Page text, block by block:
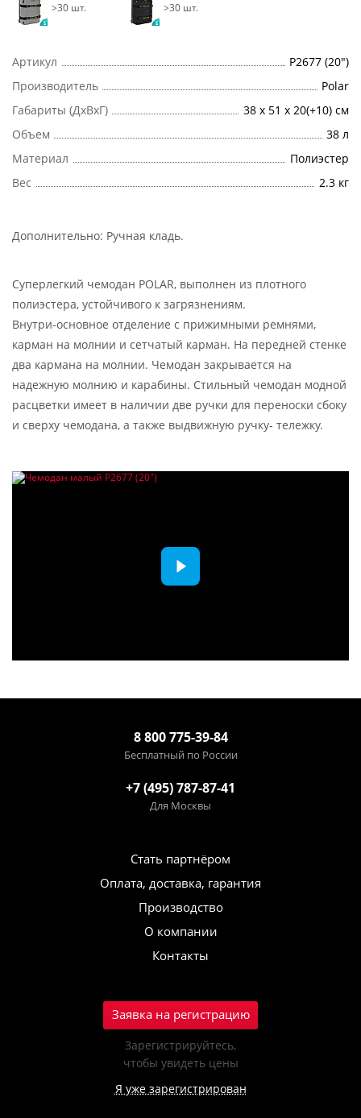
>30 шт. >30 шт.
Артикул
Р2677 (20")
Производитель
Polar
Габариты (ДхВхГ)
38 х 51 х 20(+10) см
Объем
38 л
Материал
Полиэстер
Вес
2.3 кг
Дополнительно: Ручная кладь.
Суперлегкий чемодан POLAR, выполнен из плотного
полиэстера, устойчивого к загрязнениям.
Внутри-основное отделение с прижимными ремнями,
карман на молнии и сетчатый карман. На передней стенке
два кармана на молнии. Чемодан закрывается на
надежную молнию и карабины. Стильный чемодан модной
расцветки имеет в наличии две ручки для переноски сбоку
и сверху чемодана, а также выдвижную ручку- тележку.
8 800 775-39-84
Бесплатный по России
+7 (495) 787-87-41
Для Москвы
Стать партнёром
Оплата, доставка, гарантия
Производство
О компании
Контакты
Заявка на регистрацию
Зарегистрируйтесь,
чтобы увидеть цены
Я уже зарегистрирован